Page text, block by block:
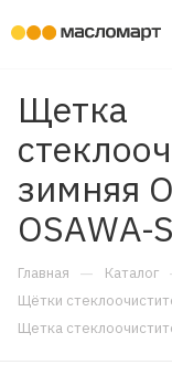
Щетка
зимняя
OSAWA-
Главная — Каталог
Щётки
Щетка